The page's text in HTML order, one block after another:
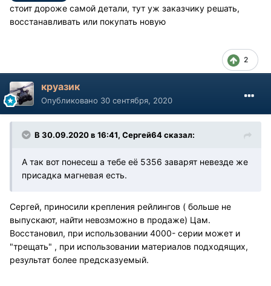
стоит дороже самой детали, тут уж заказчику решать,
восстанавливать или покупать новую
2
круазик
Опубликовано 30 сентября, 2020
В 30.09.2020 в 16:41, Сергей64 сказал:
А так вот понесеш а тебе её 5356 заварят невезде же
присадка магневая есть.
Сергей, приносили крепления рейлингов ( больше не
выпускают, найти невозможно в продаже) Цам.
Восстановил, при использовании 4000- серии может и
"трещать" , при использовании материалов подходящих,
результат более предсказуемый.